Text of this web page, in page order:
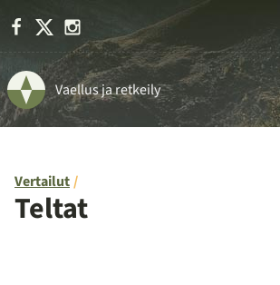
Facebook Instagram
Vaellus ja retkeily
Vertailut
Teltat